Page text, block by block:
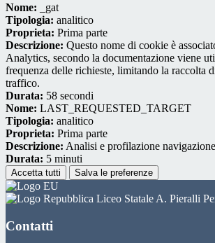
Nome: _gat
Tipologia: analitico
Proprieta: Prima parte
Descrizione: Questo nome di cookie è
Analytics, secondo la documentazione viene
frequenza delle richieste, limitando la raccolta
traffico.
Durata: 58 secondi
Nome: LAST_REQUESTED_TARGET
Tipologia: analitico
Proprieta: Prima parte
Descrizione: Analisi e profilazione
Durata: 5 minuti
Accetta tutti Salva le preferenze
Liceo Statale A. Pieralli
Contatti